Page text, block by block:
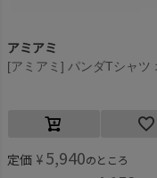
アミアミ
定価 ¥ 5,940のところ